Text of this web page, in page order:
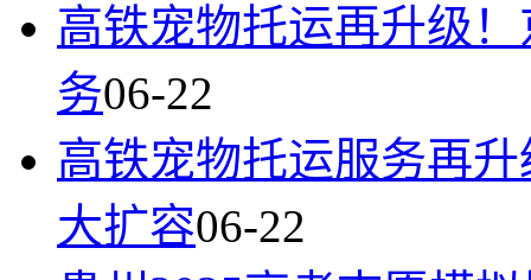
高铁宠物托运再升级
务06-22
高铁宠物托运服务再
大扩容06-22